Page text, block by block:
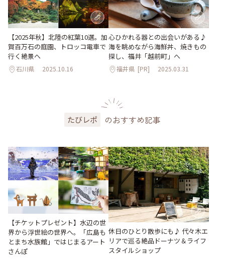
【2025年秋】北陸の紅葉10選。加
賀百万石の庭園、トロッコ電車で
行く絶景へ
石川県 2025.10.16
心ひかれる器との出会いがある♪
海を眺めながら海鮮丼、焼きもの
探し、福井「越前町」へ
福井県 [PR] 2025.03.31
たびレポ のおすすめ記事
【チケットプレゼント】水辺の世
界から浮世絵の世界へ。「広島も
とまち水族館」ではじまるアート
さんぽ
休日のひとり散歩にも♪ 代々木エ
リアで巡る絶品ドーナツ＆ライフ
スタイルショップ